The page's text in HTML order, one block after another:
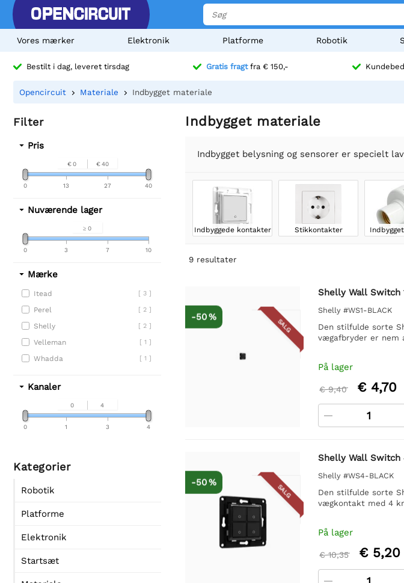
Vores mærker Elektronik Platforme Robotik
Bestilt i dag, leveret tirsdag Gratis fragtfra € 150,-
Opencircuit Materiale Indbygget materiale
Filter
Pris
€ 0 € 40
0 40
13 27
Nuværende lager
≥ 0
0 10
3 7
Mærke
Itead [ 3 ]
Perel [ 2 ]
Shelly [ 2 ]
Velleman [ 1 ]
Whadda [ 1 ]
Kanaler
0 4
0 4
1 3
Kategorier
Robotik
Platforme
Elektronik
Startsæt
Indbygget materiale
Indbygget belysning og sensorer er specielt
Indbyggede kontakter Stikkontakter
9 resultater
SALG
-50 %
Shelly Wall Switch
Shelly #WS1-BLACK
Den stilfulde sorte
vægafbryder er nem
På lager
€ 9,40 € 4,70
SALG
-50 %
Shelly Wall
Shelly #WS4-BLACK
Den stilfulde sorte
vægkontakt med 4
På lager
€ 10,35 € 5,20